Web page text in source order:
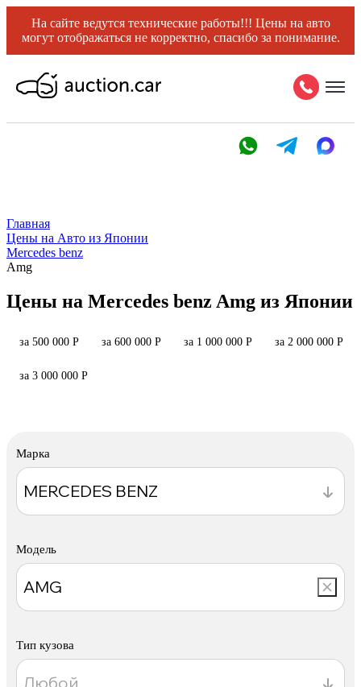
На сайте ведутся технические работы!!! Цены на авто
могут отображаться не корректно, спасибо за понимание.
Главная
Цены на Авто из Японии
Mercedes benz
Amg
Цены на Mercedes benz Amg из Японии
за 500 000 Р за 600 000 Р за 1 000 000 Р за 2 000 000 Р
за 3 000 000 Р
Марка
Модель
Тип кузова